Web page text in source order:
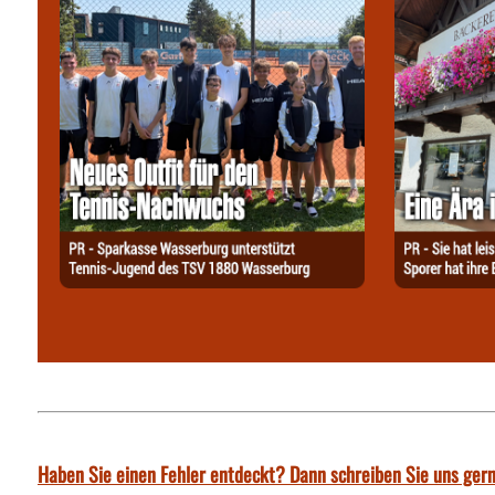
Haben Sie einen Fehler entdeckt? Dann schreiben Sie uns